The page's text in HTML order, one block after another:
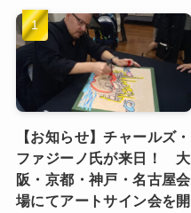
【お知らせ】チャールズ・
ファジーノ氏が来日！ 大
阪・京都・神戸・名古屋会
場にてアートサイン会を開